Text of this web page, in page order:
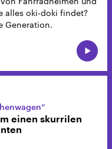
alles oki-doki findet?
Generation.
einen skurrilen